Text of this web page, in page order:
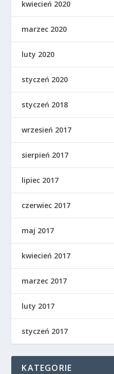
kwiecień 2020
marzec 2020
luty 2020
styczeń 2020
styczeń 2018
wrzesień 2017
sierpień 2017
lipiec 2017
czerwiec 2017
maj 2017
kwiecień 2017
marzec 2017
luty 2017
styczeń 2017
KATEGORIE